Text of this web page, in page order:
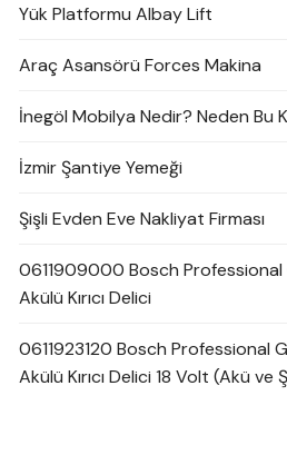
Yük Platformu Albay Lift
Araç Asansörü Forces Makina
İnegöl Mobilya Nedir? Neden Bu
İzmir Şantiye Yemeği
Şişli Evden Eve Nakliyat Firması
0611909000 Bosch Professional
Akülü Kırıcı Delici
0611923120 Bosch Professional
Akülü Kırıcı Delici 18 Volt (Akü